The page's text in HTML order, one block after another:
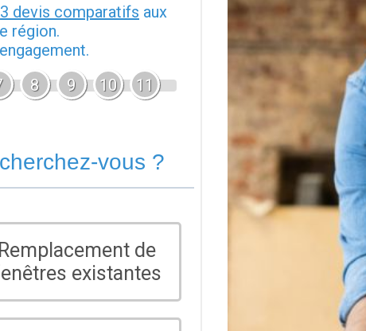
3 devis comparatifs aux
région.
8 9 10 11
vous ?
Remplacement de
existantes